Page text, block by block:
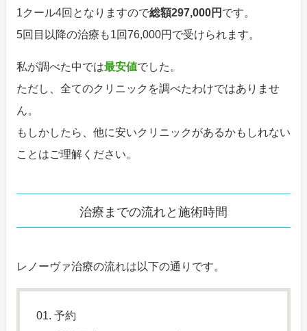
1クール4回となりますので総額297,000円 です。
5回目以降の治療も1回76,000円で受けられます。
私が調べた中では最安値でした。
ただし、全てのクリニックを調べたわけではありませ
ん。
もしかしたら、他に安いクリニックがあるかもしれない
ことはご理解ください。
治療までの流れと施術時間
レノーヴァ治療の流れは以下の通りです。
予約